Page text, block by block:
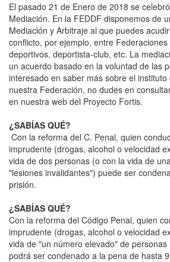
El pasado 21 de Enero de 2018 se
Mediación. En la FEDDF disponemos de
Mediación y Arbitraje al que puedes
conflicto, por ejemplo, entre
deportivos, deportista-club, etc. La
un acuerdo basado en la voluntad de las
interesado en saber más sobre el
nuestra Federación, no dudes en
en nuestra web del Proyecto Fortis.
¿SABÍAS QUÉ?
Con la reforma del C. Penal, quien
imprudente (drogas, alcohol o velocidad
vida de dos personas (o con la vida de
"lesiones invalidantes") puede ser
prisión.
¿SABÍAS QUÉ?
Con la reforma del Código Penal, quien
imprudente (drogas, alcohol o velocidad
vida de "un número elevado" de
podrá ser condenado a la pena de hasta